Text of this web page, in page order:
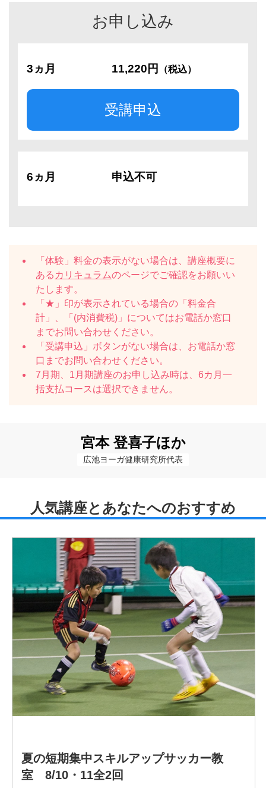
お申し込み
3ヵ月 11,220円 （税込）
受講申込
6ヵ月 申込不可
「体験」料金の表示がない場合は、講座概要に
ある カリキュラムのページでご確認をお願いい
たします。
「★」印が表示されている場合の「料金合
計」、「(内消費税)」についてはお電話か窓口
までお問い合わせください。
「受講申込」ボタンがない場合は、お電話か窓
口までお問い合わせください。
7月期、1月期講座のお申し込み時は、6カ月一
括支払コースは選択できません。
宮本 登喜子ほか
広池ヨーガ健康研究所代表